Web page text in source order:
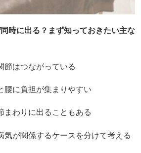
時に出る？まず知っておきたい主な
節はつながっている
腰に負担が集まりやすい
まわりに出ることもある
気が関係するケースを分けて考える